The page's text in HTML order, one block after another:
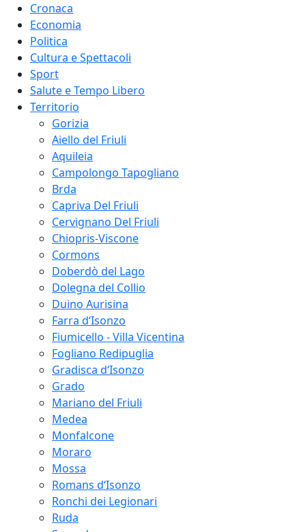
Cronaca
Economia
Politica
Cultura e Spettacoli
Sport
Salute e Tempo Libero
Territorio
Gorizia
Aiello del Friuli
Aquileia
Campolongo Tapogliano
Brda
Capriva Del Friuli
Cervignano Del Friuli
Chiopris-Viscone
Cormons
Doberdò del Lago
Dolegna del Collio
Duino Aurisina
Farra d‘Isonzo
Fiumicello - Villa Vicentina
Fogliano Redipuglia
Gradisca d‘Isonzo
Grado
Mariano del Friuli
Medea
Monfalcone
Moraro
Mossa
Romans d‘Isonzo
Ronchi dei Legionari
Ruda